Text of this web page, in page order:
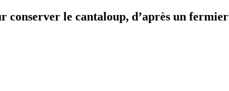
conserver le cantaloup, d’après un fermier